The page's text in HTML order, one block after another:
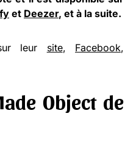
et Deezer, et à la suite.
leur site, Facebook,
Object de